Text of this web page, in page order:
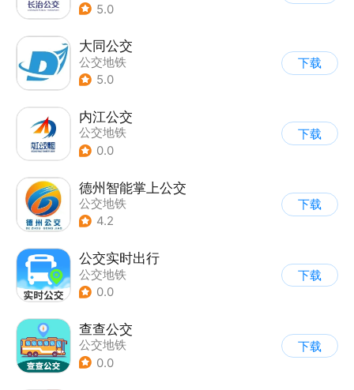
5.0
大同公交
公交地铁
5.0
下载
内江公交
公交地铁
0.0
下载
德州智能掌上公交
公交地铁
4.2
下载
公交实时出行
公交地铁
0.0
下载
查查公交
公交地铁
0.0
下载